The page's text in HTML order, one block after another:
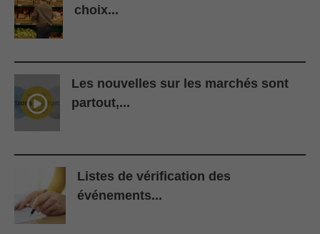
choix...
Les nouvelles sur les marchés sont
partout,...
Listes de vérification des
événements...